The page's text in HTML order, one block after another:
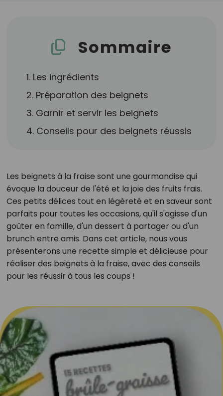
Sommaire
1. Les ingrédients
2. Préparation des beignets
3. Garnir et servir les beignets
4. Conseils pour des beignets réussis
Les beignets à la fraise sont une gourmandise qui
évoque la douceur de l'été et la joie des fruits frais.
Ces petits délices tout en légèreté et en saveur sont
parfaits pour toutes les occasions, qu'il s'agisse d'un
goûter en famille, d'un dessert à partager ou d'un
brunch entre amis. Dans cet article, nous vous
présenterons une recette simple et délicieuse pour
réaliser des beignets à la fraise, avec des conseils
pour les réussir à tous les coups !